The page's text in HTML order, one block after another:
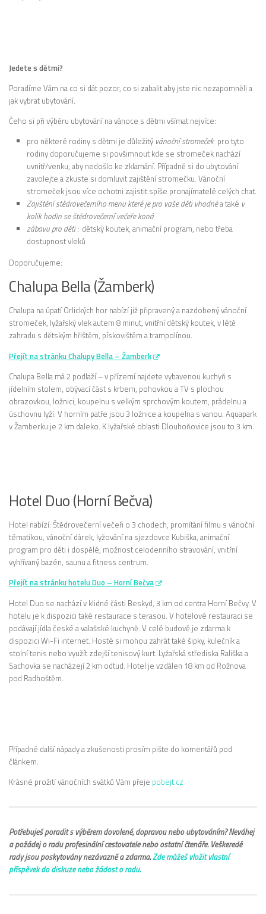
Jedete s dětmi?
Poradíme Vám na co si dát pozor, co si zabalit aby jste nic nezapomněli a
jak vybrat ubytování.
Čeho si při výběru ubytování na vánoce s dětmi všímat nejvíce:
pro některé rodiny s dětmi je důležitý vánoční stromečekpro tyto
rodiny doporučujeme si povšimnout kde se stromeček nachází
uvnitř/venku, aby nedošlo ke zklamání. Případně si do ubytování
zavolejte a zkuste si domluvit zajištění stromečku. Vánoční
stromeček jsou více ochotni zajistit spíše pronajímatelé celých chat.
Zajištění stědrovečerního menu které je pro vaše děti vhodnéa také v
kolik hodin se štědrovečerní večeře koná
zábavu pro děti : dětský koutek, animační program, nebo třeba
dostupnost vleků
Doporučujeme:
Chalupa Bella (Žamberk)
Chalupa na úpatí Orlických hor nabízí již připravený a nazdobený vánoční
stromeček, lyžařský vlek autem 8 minut, vnitřní dětský koutek, v létě
zahradu s dětským hřištěm, pískovištěm a trampolínou.
Přejít na stránku Chalupy Bella – Žamberk
Chalupa Bella má 2 podlaží – v přízemí najdete vybavenou kuchyň s
jídelním stolem, obývací část s krbem, pohovkou a TV s plochou
obrazovkou, ložnici, koupelnu s velkým sprchovým koutem, prádelnu a
úschovnu lyží. V horním patře jsou 3 ložnice a koupelna s vanou. Aquapark
v Žamberku je 2 km daleko. K lyžařské oblasti Dlouhoňovice jsou to 3 km.
Hotel Duo (Horní Bečva)
Hotel nabízí: Štědrovečerní večeři o 3 chodech, promítání filmu s vánoční
tématikou, vánoční dárek, lyžování na sjezdovce Kubiška, animační
program pro děti i dospělé, možnost celodenního stravování, vnitřní
vyhřívaný bazén, saunu a fitness centrum.
Přejít na stránku hotelu Duo – Horní Bečva
Hotel Duo se nachází v klidné části Beskyd, 3 km od centra Horní Bečvy. V
hotelu je k dispozici také restaurace s terasou. V hotelové restauraci se
podávají jídla české a valašské kuchyně. V celé budově je zdarma k
dispozici Wi-Fi internet. Hosté si mohou zahrát také šipky, kulečník a
stolní tenis nebo využít zdejší tenisový kurt. Lyžařská střediska Rališka a
Sachovka se nacházejí 2 km odtud. Hotel je vzdálen 18 km od Rožnova
pod Radhoštěm.
Případné další nápady a zkušenosti prosím pište do komentářů pod
článkem.
Krásné prožití vánočních svátků Vám přeje pobejt.cz
Potřebuješ poradit s výběrem dovolené, dopravou nebo ubytováním? Neváhej
a požádej o radu profesinální cestovatele nebo ostatní čtenáře. Veškeredé
rady jsou poskytovány nezávazně a zdarma.Zde můžeš vložit vlastní
příspěvek do diskuze nebo žádost o radu.